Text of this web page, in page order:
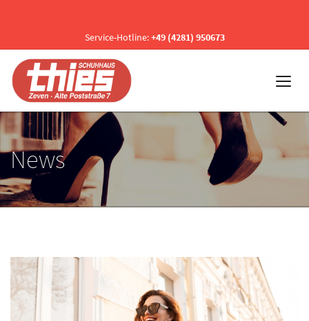
Service-Hotline:+49 (4281) 950673
News